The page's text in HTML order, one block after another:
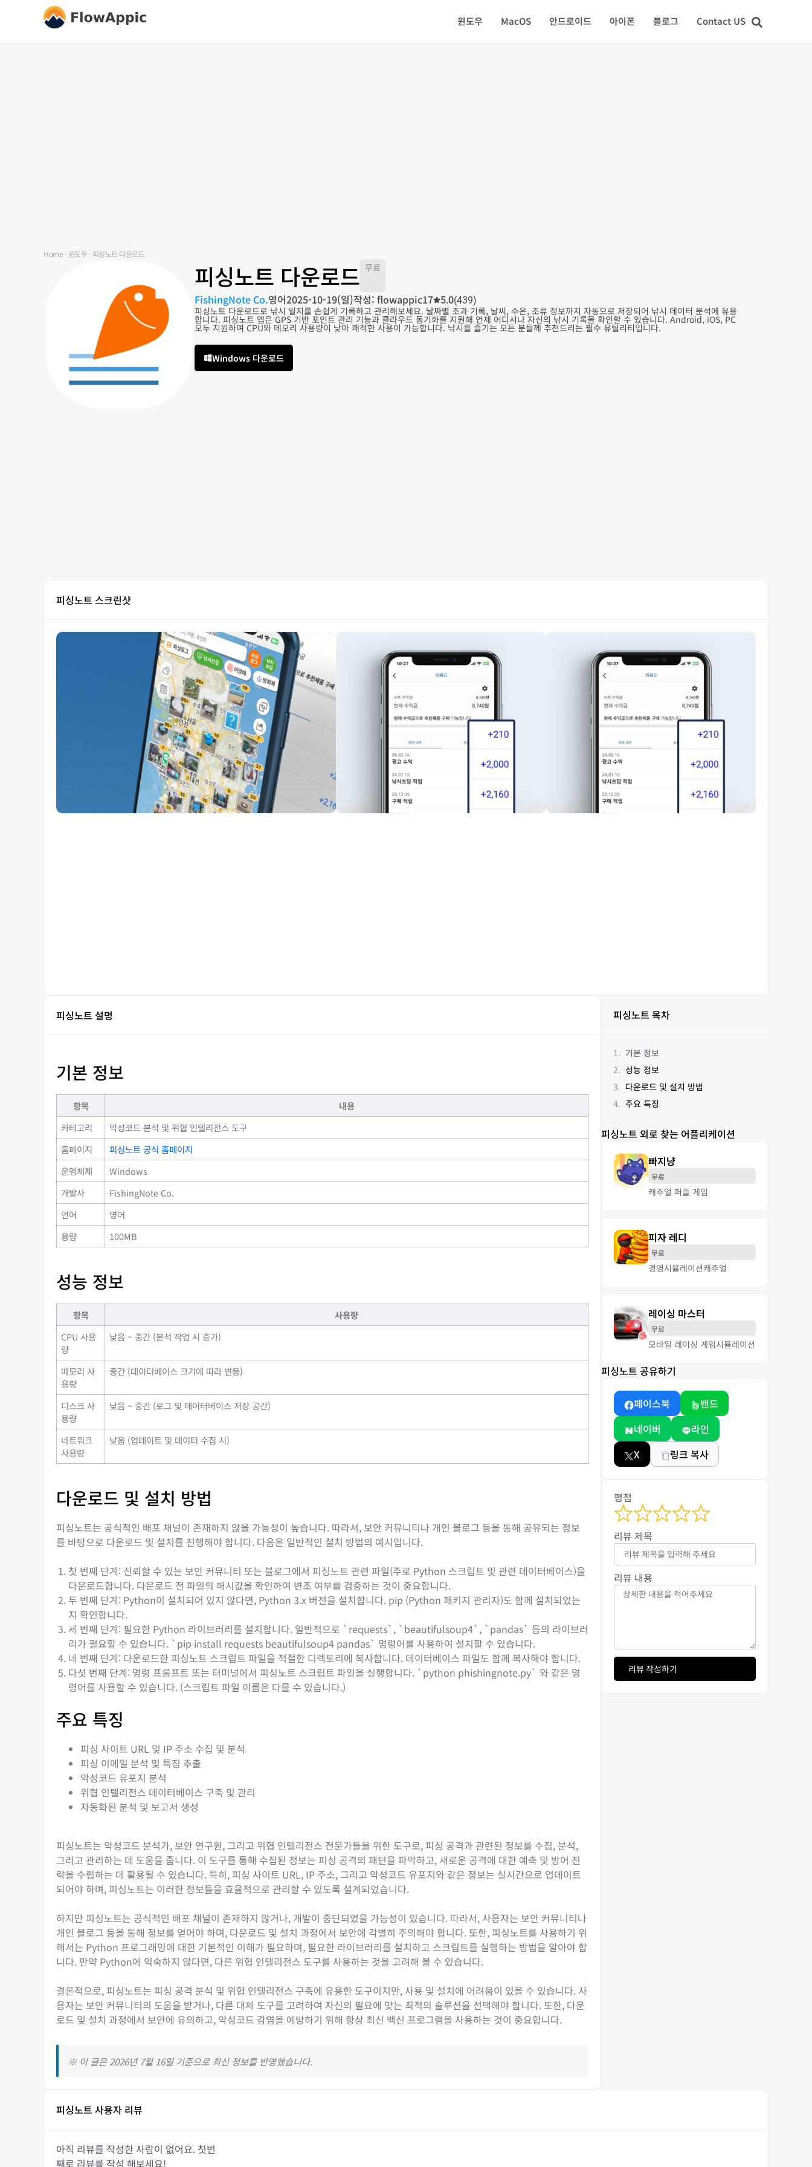
윈도우 MacOS 안드로이드 아이폰 블로그 Contact US
Home-윈도우-피싱노트 다운로드
피싱노트 다운로드 무료
FishingNote Co.영어2025-10-19(일)작성: flowappic17 5.0(439)
피싱노트 다운로드로 낚시 일지를 손쉽게 기록하고 관리해보세요. 날짜별 조과 기록, 날씨, 수온, 조류 정보까지 자동으로 저장되어 낚시 데이터 분석에 유용
합니다. 피싱노트 앱은 GPS 기반 포인트 관리 기능과 클라우드 동기화를 지원해 언제 어디서나 자신의 낚시 기록을 확인할 수 있습니다. Android, iOS, PC
모두 지원하며 CPU와 메모리 사용량이 낮아 쾌적한 사용이 가능합니다. 낚시를 즐기는 모든 분들께 추천드리는 필수 유틸리티입니다.
Windows 다운로드
피싱노트 스크린샷
피싱노트 설명
기본 정보
항목
내용
카테고리
악성코드 분석 및 위협 인텔리전스 도구
홈페이지
피싱노트 공식 홈페이지
운영체제
Windows
개발사
FishingNote Co.
언어
영어
용량
100MB
성능 정보
항목
사용량
CPU 사용
량
낮음 ~ 중간 (분석 작업 시 증가)
메모리 사
용량
중간 (데이터베이스 크기에 따라 변동)
디스크 사
용량
낮음 ~ 중간 (로그 및 데이터베이스 저장 공간)
네트워크
사용량
낮음 (업데이트 및 데이터 수집 시)
다운로드 및 설치 방법
피싱노트는 공식적인 배포 채널이 존재하지 않을 가능성이 높습니다. 따라서, 보안 커뮤니티나 개인 블로그 등을 통해 공유되는 정보
를 바탕으로 다운로드 및 설치를 진행해야 합니다. 다음은 일반적인 설치 방법의 예시입니다.
첫 번째 단계: 신뢰할 수 있는 보안 커뮤니티 또는 블로그에서 피싱노트 관련 파일(주로 Python 스크립트 및 관련 데이터베이스)을
다운로드합니다. 다운로드 전 파일의 해시값을 확인하여 변조 여부를 검증하는 것이 중요합니다.
두 번째 단계: Python이 설치되어 있지 않다면, Python 3.x 버전을 설치합니다. pip (Python 패키지 관리자)도 함께 설치되었는
지 확인합니다.
세 번째 단계: 필요한 Python 라이브러리를 설치합니다. 일반적으로 `requests`, `beautifulsoup4`, `pandas` 등의 라이브러
리가 필요할 수 있습니다. `pip install requests beautifulsoup4 pandas` 명령어를 사용하여 설치할 수 있습니다.
네 번째 단계: 다운로드한 피싱노트 스크립트 파일을 적절한 디렉토리에 복사합니다. 데이터베이스 파일도 함께 복사해야 합니다.
다섯 번째 단계: 명령 프롬프트 또는 터미널에서 피싱노트 스크립트 파일을 실행합니다. `python phishingnote.py` 와 같은 명
령어를 사용할 수 있습니다. (스크립트 파일 이름은 다를 수 있습니다.)
주요 특징
피싱 사이트 URL 및 IP 주소 수집 및 분석
피싱 이메일 분석 및 특징 추출
악성코드 유포지 분석
위협 인텔리전스 데이터베이스 구축 및 관리
자동화된 분석 및 보고서 생성
피싱노트는 악성코드 분석가, 보안 연구원, 그리고 위협 인텔리전스 전문가들을 위한 도구로, 피싱 공격과 관련된 정보를 수집, 분석,
그리고 관리하는 데 도움을 줍니다. 이 도구를 통해 수집된 정보는 피싱 공격의 패턴을 파악하고, 새로운 공격에 대한 예측 및 방어 전
략을 수립하는 데 활용될 수 있습니다. 특히, 피싱 사이트 URL, IP 주소, 그리고 악성코드 유포지와 같은 정보는 실시간으로 업데이트
되어야 하며, 피싱노트는 이러한 정보들을 효율적으로 관리할 수 있도록 설계되었습니다.
하지만 피싱노트는 공식적인 배포 채널이 존재하지 않거나, 개발이 중단되었을 가능성이 있습니다. 따라서, 사용자는 보안 커뮤니티나
개인 블로그 등을 통해 정보를 얻어야 하며, 다운로드 및 설치 과정에서 보안에 각별히 주의해야 합니다. 또한, 피싱노트를 사용하기 위
해서는 Python 프로그래밍에 대한 기본적인 이해가 필요하며, 필요한 라이브러리를 설치하고 스크립트를 실행하는 방법을 알아야 합
니다. 만약 Python에 익숙하지 않다면, 다른 위협 인텔리전스 도구를 사용하는 것을 고려해 볼 수 있습니다.
결론적으로, 피싱노트는 피싱 공격 분석 및 위협 인텔리전스 구축에 유용한 도구이지만, 사용 및 설치에 어려움이 있을 수 있습니다. 사
용자는 보안 커뮤니티의 도움을 받거나, 다른 대체 도구를 고려하여 자신의 필요에 맞는 최적의 솔루션을 선택해야 합니다. 또한, 다운
로드 및 설치 과정에서 보안에 유의하고, 악성코드 감염을 예방하기 위해 항상 최신 백신 프로그램을 사용하는 것이 중요합니다.
※ 이 글은 2026년 7월 16일 기준으로 최신 정보를 반영했습니다.
피싱노트 목차
기본 정보
성능 정보
다운로드 및 설치 방법
주요 특징
피싱노트 외로 찾는 어플리케이션
빠지냥
무료
캐주얼 퍼즐 게임
피자 레디
무료
경영시뮬레이션캐주얼
레이싱 마스터
무료
모바일 레이싱 게임시뮬레이션
피싱노트 공유하기
페이스북
밴드
네이버
라인
X
링크 복사
평점
리뷰 제목
리뷰 내용
리뷰 작성하기
피싱노트 사용자 리뷰
아직 리뷰를 작성한 사람이 없어요. 첫번
째로 리뷰를 작성 해보세요!